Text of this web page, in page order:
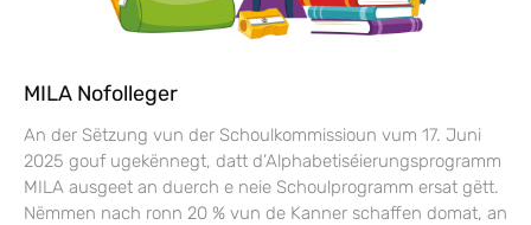
MILA Nofolleger
An der Sëtzung vun der Schoulkommissioun vum 17. Juni
2025 gouf ugekënnegt, datt d’Alphabetiséierungsprogramm
MILA ausgeet an duerch e neie Schoulprogramm ersat gëtt.
Nëmmen nach ronn 20 % vun de Kanner schaffen domat, an